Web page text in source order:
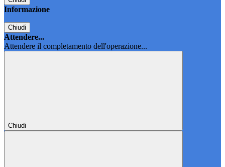
Informazione
Chiudi
Attendere...
Attendere il completamento dell'operazione...
Chiudi